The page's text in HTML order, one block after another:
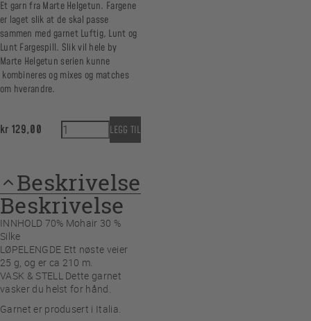
Et garn fra Marte Helgetun. Fargene
er laget slik at de skal passe
sammen med garnet Luftig, Lunt og
Lunt Fargespill. Slik vil hele by
Marte Helgetun serien kunne
kombineres og mixes og matches
om hverandre.
kr 129,00 Lett 13 Bjørnebær antall
LEGG TIL
Beskrivelse
Beskrivelse
INNHOLD 70% Mohair 30 %
Silke
LØPELENGDE Ett nøste veier
25 g, og er ca 210 m.
VASK & STELL Dette garnet
vasker du helst for hånd.
Garnet er produsert i Italia.